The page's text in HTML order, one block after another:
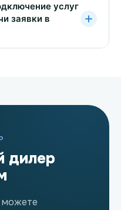
услуг
заявки в
дилер